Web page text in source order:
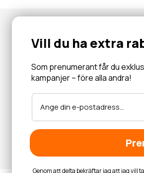
Nyhetsbrev
inbjudningar och mycket mer.
Vill du ha extra
Som prenumerant får du
kampanjer – före alla andra!
Genom att delta bekräftar jag att jag vill